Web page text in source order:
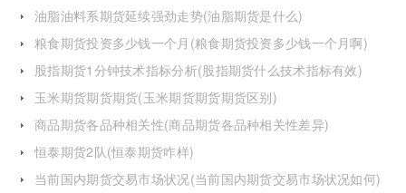
糖合约是怎么交割)
指期货合约(股指期货合约
最长持有多久)
油脂油料系期货延续强劲走势(油脂期货是什么)
粮食期货投资多少钱一个月(粮食期货投资多少钱一个月啊)
股指期货1分钟技术指标分析(股指期货什么技术指标有效)
玉米期货期货期货(玉米期货期货期货区别)
商品期货各品种相关性(商品期货各品种相关性差异)
恒泰期货2队(恒泰期货咋样)
当前国内期货交易市场状况(当前国内期货交易市场状况如何)